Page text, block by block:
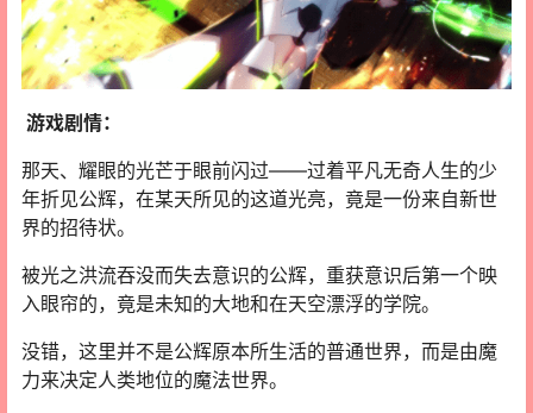
游戏剧情：
那天、耀眼的光芒于眼前闪过——过着平凡无奇人生的少
年折见公辉，在某天所见的这道光亮，竟是一份来自新世
界的招待状。
被光之洪流吞没而失去意识的公辉，重获意识后第一个映
入眼帘的，竟是未知的大地和在天空漂浮的学院。
没错，这里并不是公辉原本所生活的普通世界，而是由魔
力来决定人类地位的魔法世界。